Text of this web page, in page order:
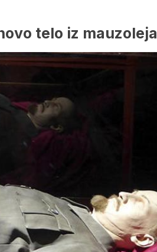
telo iz mauzoleja